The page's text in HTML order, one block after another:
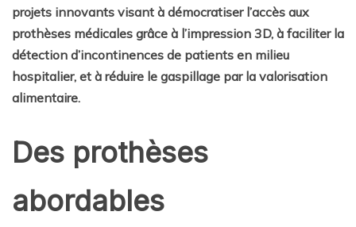
projets innovants visant à démocratiser l’accès aux
prothèses médicales grâce à l’impression 3D, à faciliter la
détection d’incontinences de patients en milieu
hospitalier, et à réduire le gaspillage par la valorisation
alimentaire.
Des prothèses
abordables